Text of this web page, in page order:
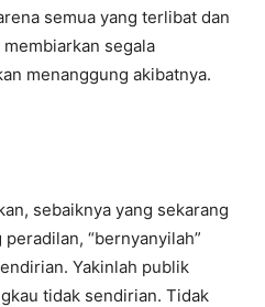
semua yang terlibat dan
segala
menanggung akibatnya.
sebaiknya yang sekarang
“bernyanyilah”
Yakinlah publik
tidak sendirian. Tidak